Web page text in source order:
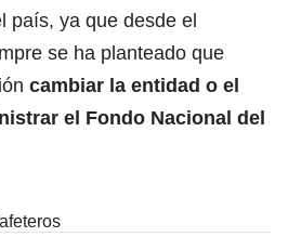
país, ya que desde el
se ha planteado que
cambiar la entidad o el
el Fondo Nacional del